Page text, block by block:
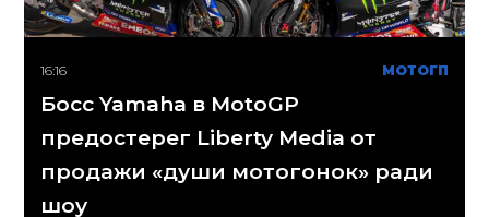
16:16 МОТОГП
Босс Yamaha в MotoGP
предостерег Liberty Media от
продажи «души мотогонок» ради
шоу